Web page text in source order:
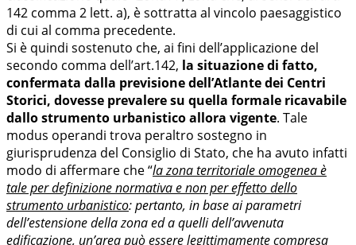
142 comma 2 lett. a), è sottratta al vincolo paesaggistico
di cui al comma precedente.
Si è quindi sostenuto che, ai fini dell’applicazione del
secondo comma dell’art.142, la situazione di fatto,
confermata dalla previsione dell’Atlante dei Centri
Storici, dovesse prevalere su quella formale ricavabile
dallo strumento urbanistico allora vigente. Tale
modus operandi trova peraltro sostegno in
giurisprudenza del Consiglio di Stato, che ha avuto infatti
modo di affermare che “la zona territoriale omogenea è
tale per definizione normativa e non per effetto dello
strumento urbanistico: pertanto, in base ai parametri
dell’estensione della zona ed a quelli dell’avvenuta
edificazione, un’area può essere legittimamente compresa